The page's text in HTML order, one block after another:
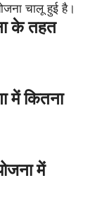
चालू हुई है।
के तहत
में कितना
में